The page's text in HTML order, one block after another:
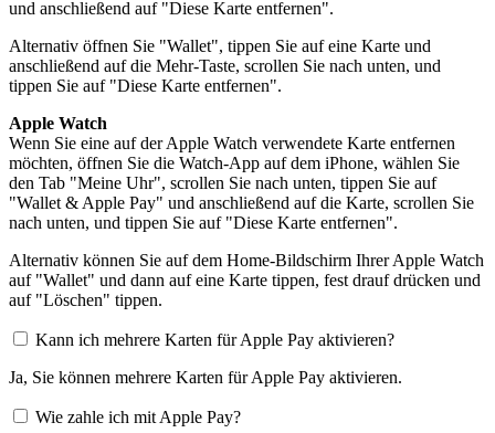
und anschließend auf "Diese Karte entfernen".
Alternativ öffnen Sie "Wallet", tippen Sie auf eine Karte und
anschließend auf die Mehr-Taste, scrollen Sie nach unten, und
tippen Sie auf "Diese Karte entfernen".
Apple Watch
Wenn Sie eine auf der Apple Watch verwendete Karte entfernen
möchten, öffnen Sie die Watch-App auf dem iPhone, wählen Sie
den Tab "Meine Uhr", scrollen Sie nach unten, tippen Sie auf
"Wallet & Apple Pay" und anschließend auf die Karte, scrollen Sie
nach unten, und tippen Sie auf "Diese Karte entfernen".
Alternativ können Sie auf dem Home-Bildschirm Ihrer Apple Watch
auf "Wallet" und dann auf eine Karte tippen, fest drauf drücken und
auf "Löschen" tippen.
Kann ich mehrere Karten für Apple Pay aktivieren?
Ja, Sie können mehrere Karten für Apple Pay aktivieren.
Wie zahle ich mit Apple Pay?